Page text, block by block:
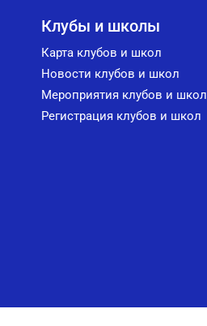
Клубы и школы
Карта клубов и школ
Новости клубов и школ
Мероприятия клубов и школ
Регистрация клубов и школ